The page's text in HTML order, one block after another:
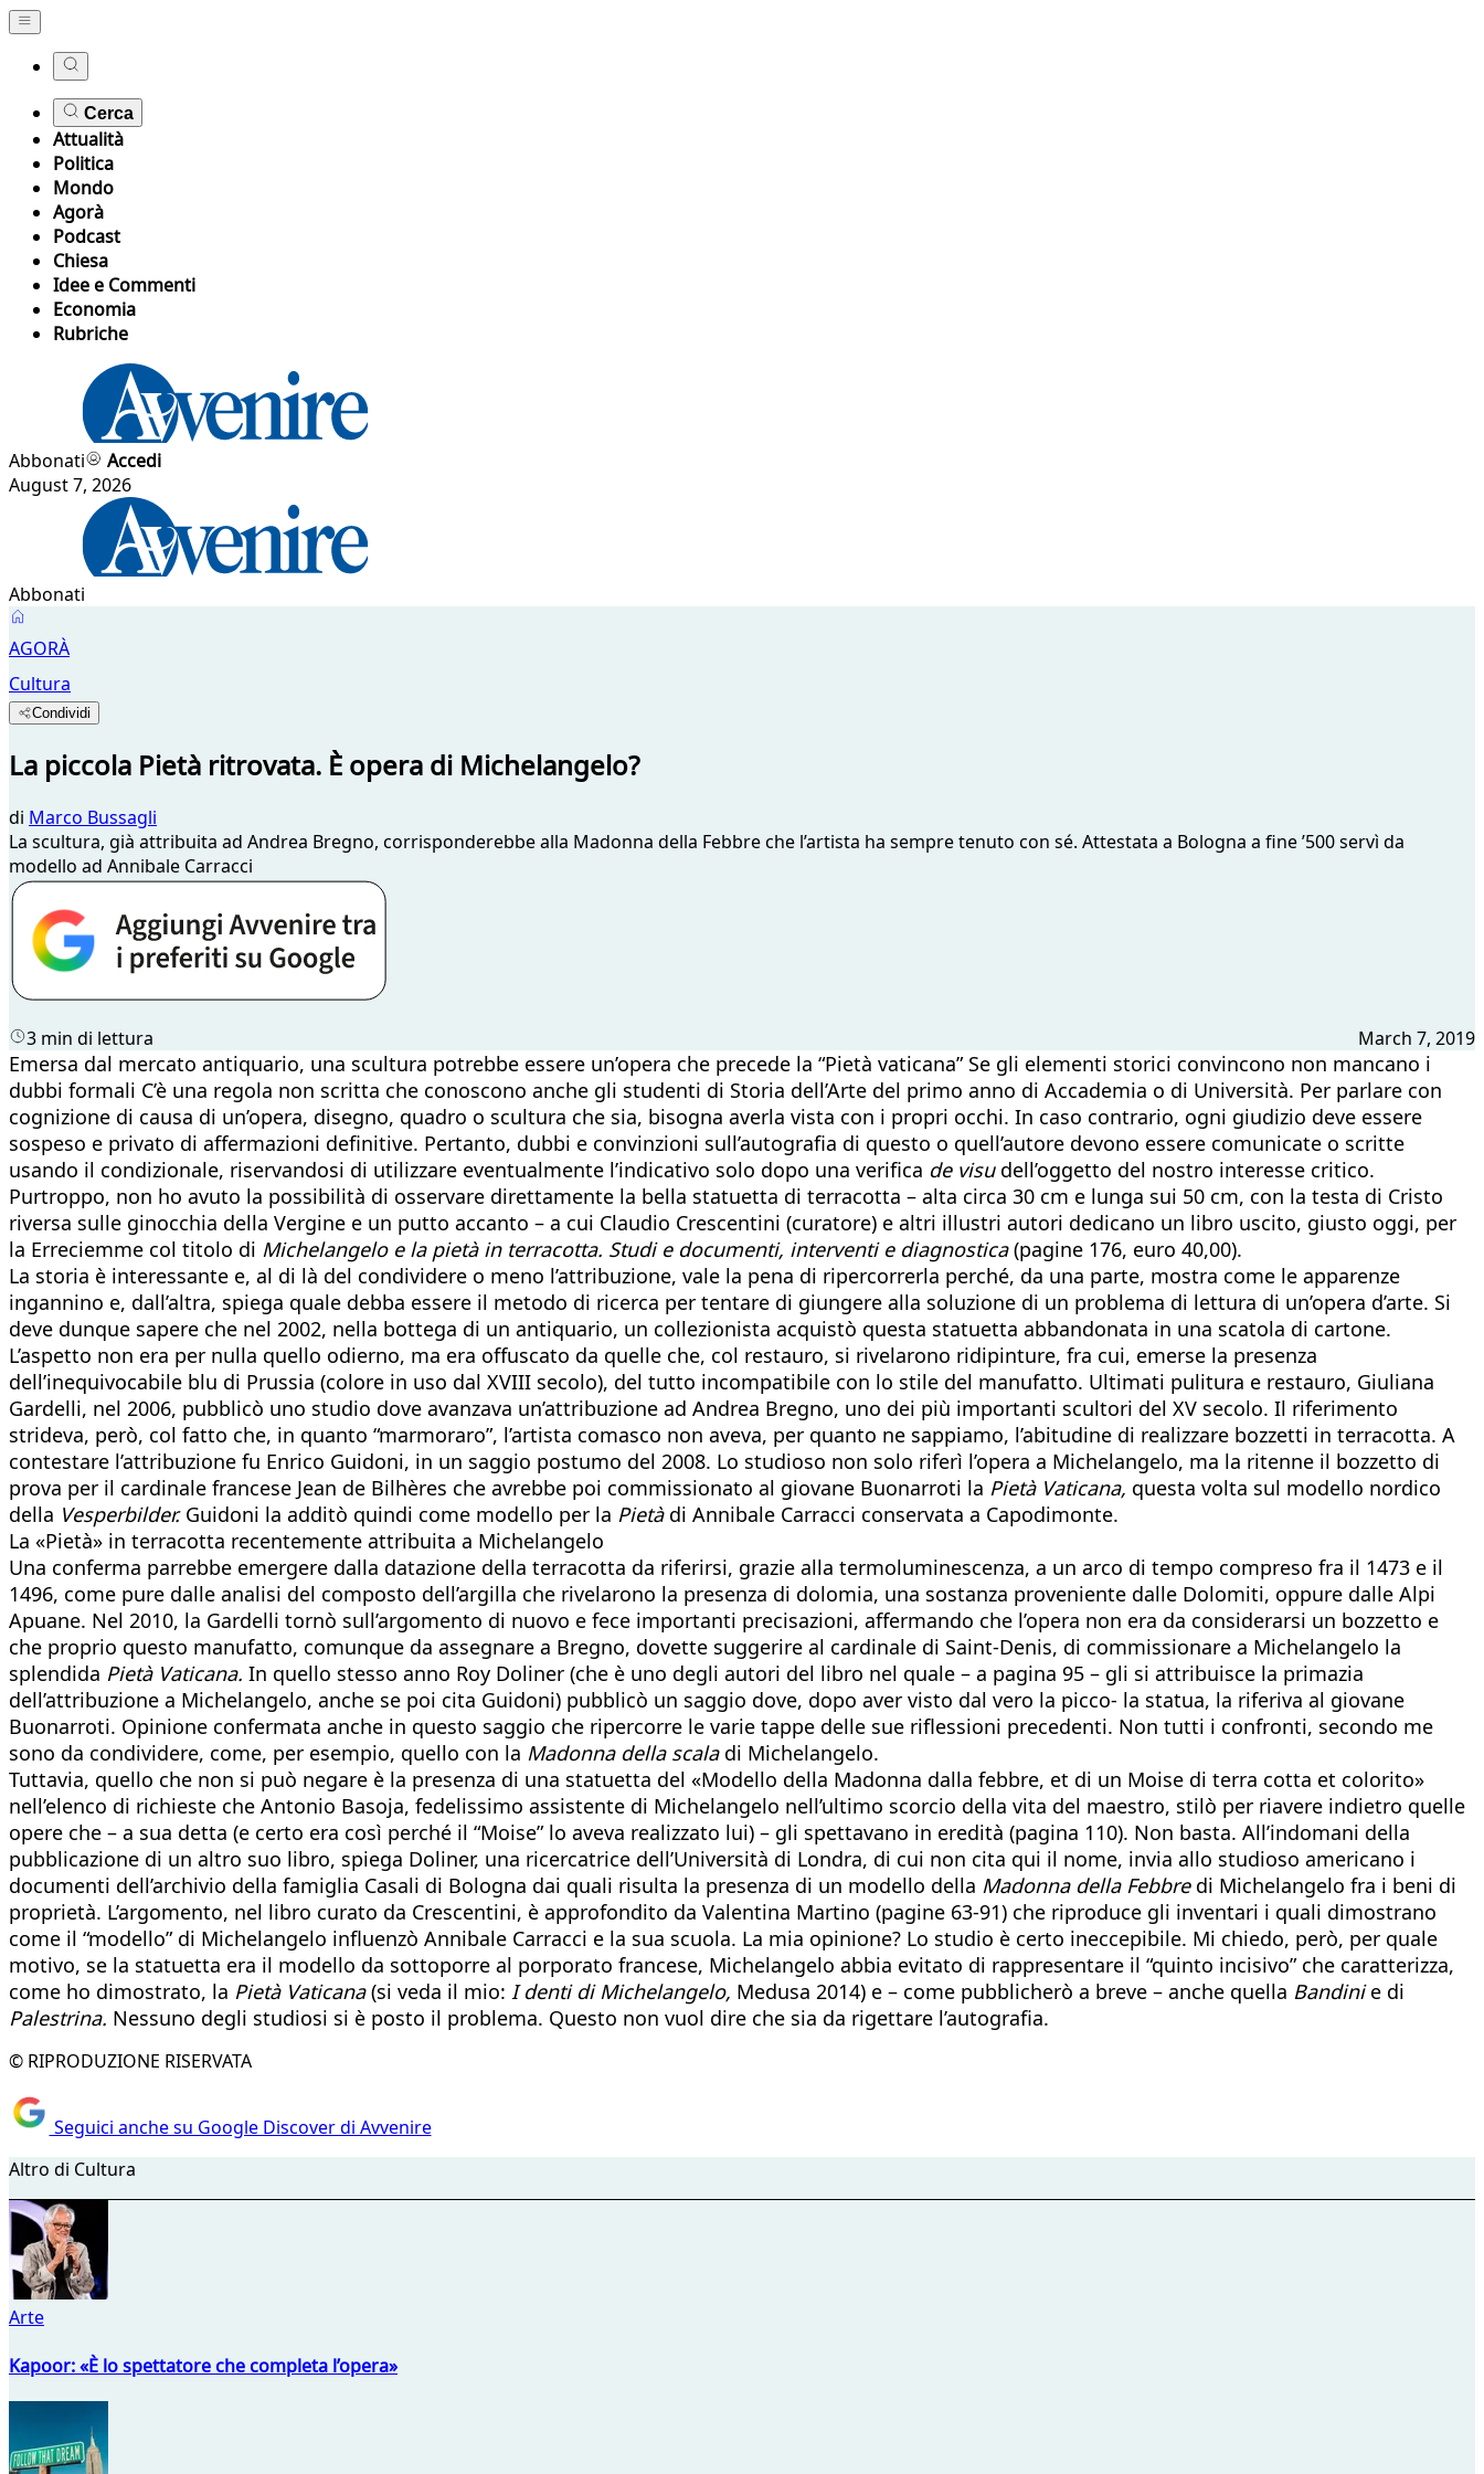
Cerca
Attualità
Politica
Mondo
Agorà
Podcast
Chiesa
Idee e Commenti
Economia
Rubriche
Abbonati
Accedi
August 7, 2026
Abbonati
AGORÀ
Cultura
Condividi
La piccola Pietà ritrovata. È opera di Michelangelo?
di Marco Bussagli
La scultura, già attribuita ad Andrea Bregno, corrisponderebbe alla Madonna della Febbre che l’artista ha sempre tenuto con sé. Attestata a Bologna a fine ’500 servì da
modello ad Annibale Carracci
3 min di lettura March 7, 2019
Emersa dal mercato antiquario, una scultura potrebbe essere un’opera che precede la “Pietà vaticana” Se gli elementi storici convincono non mancano i
dubbi formali C’è una regola non scritta che conoscono anche gli studenti di Storia dell’Arte del primo anno di Accademia o di Università. Per parlare con
cognizione di causa di un’opera, disegno, quadro o scultura che sia, bisogna averla vista con i propri occhi. In caso contrario, ogni giudizio deve essere
sospeso e privato di affermazioni definitive. Pertanto, dubbi e convinzioni sull’autografia di questo o quell’autore devono essere comunicate o scritte
usando il condizionale, riservandosi di utilizzare eventualmente l’indicativo solo dopo una verifica de visudell’oggetto del nostro interesse critico.
Purtroppo, non ho avuto la possibilità di osservare direttamente la bella statuetta di terracotta – alta circa 30 cm e lunga sui 50 cm, con la testa di Cristo
riversa sulle ginocchia della Vergine e un putto accanto – a cui Claudio Crescentini (curatore) e altri illustri autori dedicano un libro uscito, giusto oggi, per
la Erreciemme col titolo di Michelangelo e la pietà in terracotta. Studi e documenti, interventi e diagnostica(pagine 176, euro 40,00).
La storia è interessante e, al di là del condividere o meno l’attribuzione, vale la pena di ripercorrerla perché, da una parte, mostra come le apparenze
ingannino e, dall’altra, spiega quale debba essere il metodo di ricerca per tentare di giungere alla soluzione di un problema di lettura di un’opera d’arte. Si
deve dunque sapere che nel 2002, nella bottega di un antiquario, un collezionista acquistò questa statuetta abbandonata in una scatola di cartone.
L’aspetto non era per nulla quello odierno, ma era offuscato da quelle che, col restauro, si rivelarono ridipinture, fra cui, emerse la presenza
dell’inequivocabile blu di Prussia (colore in uso dal XVIII secolo), del tutto incompatibile con lo stile del manufatto. Ultimati pulitura e restauro, Giuliana
Gardelli, nel 2006, pubblicò uno studio dove avanzava un’attribuzione ad Andrea Bregno, uno dei più importanti scultori del XV secolo. Il riferimento
strideva, però, col fatto che, in quanto “marmoraro”, l’artista comasco non aveva, per quanto ne sappiamo, l’abitudine di realizzare bozzetti in terracotta. A
contestare l’attribuzione fu Enrico Guidoni, in un saggio postumo del 2008. Lo studioso non solo riferì l’opera a Michelangelo, ma la ritenne il bozzetto di
prova per il cardinale francese Jean de Bilhères che avrebbe poi commissionato al giovane Buonarroti la Pietà Vaticana, questa volta sul modello nordico
della Vesperbilder.Guidoni la additò quindi come modello per la Pietàdi Annibale Carracci conservata a Capodimonte.
La «Pietà» in terracotta recentemente attribuita a Michelangelo
Una conferma parrebbe emergere dalla datazione della terracotta da riferirsi, grazie alla termoluminescenza, a un arco di tempo compreso fra il 1473 e il
1496, come pure dalle analisi del composto dell’argilla che rivelarono la presenza di dolomia, una sostanza proveniente dalle Dolomiti, oppure dalle Alpi
Apuane. Nel 2010, la Gardelli tornò sull’argomento di nuovo e fece importanti precisazioni, affermando che l’opera non era da considerarsi un bozzetto e
che proprio questo manufatto, comunque da assegnare a Bregno, dovette suggerire al cardinale di Saint-Denis, di commissionare a Michelangelo la
splendida Pietà Vaticana. In quello stesso anno Roy Doliner (che è uno degli autori del libro nel quale – a pagina 95 – gli si attribuisce la primazia
dell’attribuzione a Michelangelo, anche se poi cita Guidoni) pubblicò un saggio dove, dopo aver visto dal vero la picco- la statua, la riferiva al giovane
Buonarroti. Opinione confermata anche in questo saggio che ripercorre le varie tappe delle sue riflessioni precedenti. Non tutti i confronti, secondo me
sono da condividere, come, per esempio, quello con la Madonna della scaladi Michelangelo.
Tuttavia, quello che non si può negare è la presenza di una statuetta del «Modello della Madonna dalla febbre, et di un Moise di terra cotta et colorito»
nell’elenco di richieste che Antonio Basoja, fedelissimo assistente di Michelangelo nell’ultimo scorcio della vita del maestro, stilò per riavere indietro quelle
opere che – a sua detta (e certo era così perché il “Moise” lo aveva realizzato lui) – gli spettavano in eredità (pagina 110). Non basta. All’indomani della
pubblicazione di un altro suo libro, spiega Doliner, una ricercatrice dell’Università di Londra, di cui non cita qui il nome, invia allo studioso americano i
documenti dell’archivio della famiglia Casali di Bologna dai quali risulta la presenza di un modello della Madonna della Febbredi Michelangelo fra i beni di
proprietà. L’argomento, nel libro curato da Crescentini, è approfondito da Valentina Martino (pagine 63-91) che riproduce gli inventari i quali dimostrano
come il “modello” di Michelangelo influenzò Annibale Carracci e la sua scuola. La mia opinione? Lo studio è certo ineccepibile. Mi chiedo, però, per quale
motivo, se la statuetta era il modello da sottoporre al porporato francese, Michelangelo abbia evitato di rappresentare il “quinto incisivo” che caratterizza,
come ho dimostrato, la Pietà Vaticana(si veda il mio: I denti di Michelangelo, Medusa 2014) e – come pubblicherò a breve – anche quella Bandinie di
Palestrina. Nessuno degli studiosi si è posto il problema. Questo non vuol dire che sia da rigettare l’autografia.
© RIPRODUZIONE RISERVATA
Seguici anche su Google Discover di Avvenire
Altro di Cultura
Arte
Kapoor: «È lo spettatore che completa l’opera»